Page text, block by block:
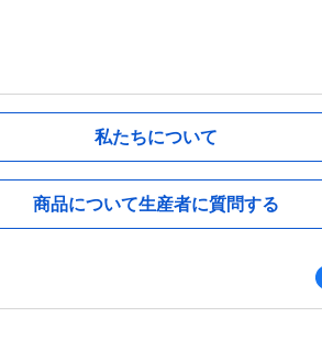
私たちについて
商品について生産者に質問する